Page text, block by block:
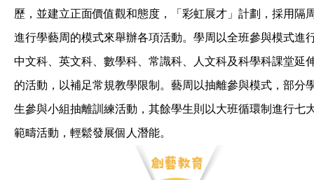
歷，並建立正面價值觀和態度，「彩虹展才」計劃，採用隔
進行學藝周的模式來舉辦各項活動。學周以全班參與模式進
中文科、英文科、數學科、常識科、人文科及科學科課堂延
的活動，以補足常規教學限制。藝周以抽離參與模式，部分
生參與小組抽離訓練活動，其餘學生則以大班循環制進行七
範疇活動，輕鬆發展個人潛能。